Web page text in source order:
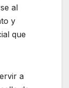
al
y
que
a